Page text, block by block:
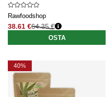
Rawfoodshop
38.61 €
Normaali hinta
64.35 €
OSTA
40%